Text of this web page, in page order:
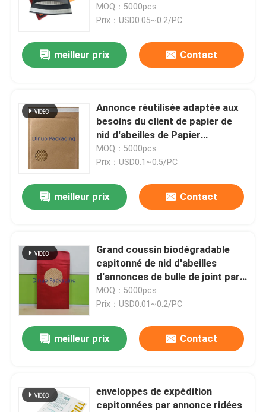
compostables de papier ondulé
MOQ：5000pcs
Prix：USD0.05~0.2/PC
meilleur prix Contact
Annonce réutilisée adaptée aux
besoins du client de papier de
nid d'abeilles de Papier
d'emballage d'enveloppes
matelassées
MOQ：5000pcs
Prix：USD0.1~0.5/PC
meilleur prix Contact
Grand coussin biodégradable
capitonné de nid d'abeilles
d'annonces de bulle de joint par
papier auto-
MOQ：5000pcs
Prix：USD0.01~0.2/PC
meilleur prix Contact
enveloppes de expédition
capitonnées par annonce ridées